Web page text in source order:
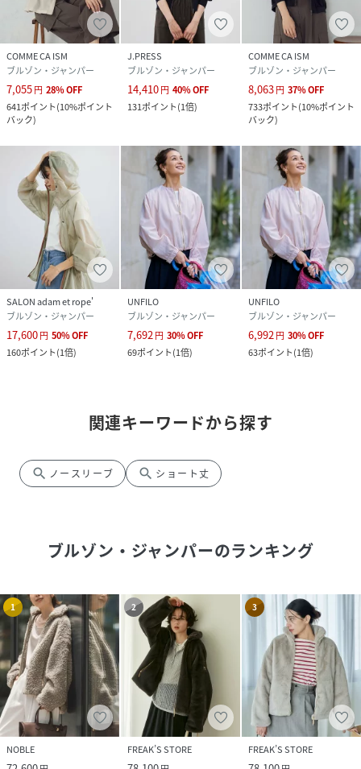
COMME CA ISM
ブルゾン・ジャンパー
7,055円 28%OFF
641ポイント(10%ポイント
バック)
J.PRESS
ブルゾン・ジャンパー
14,410円 40%OFF
131ポイント(1倍)
COMME CA ISM
ブルゾン・ジャンパー
8,063円 37%OFF
733ポイント(10%ポイント
バック)
SALON adam et rope'
ブルゾン・ジャンパー
17,600円 50%OFF
160ポイント(1倍)
UNFILO
ブルゾン・ジャンパー
7,692 円 30%OFF
69ポイント(1倍)
UNFILO
ブルゾン・ジャンパー
6,992 円 30%OFF
63ポイント(1倍)
関連キーワードから探す
search ノースリーブ search ショート丈
ブルゾン・ジャンパーのランキング
1
NOBLE
2
FREAK’S STORE
3
FREAK’S STORE